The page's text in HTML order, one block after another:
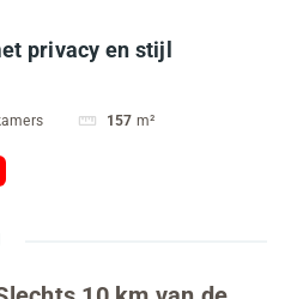
privacy en stijl
157 m²